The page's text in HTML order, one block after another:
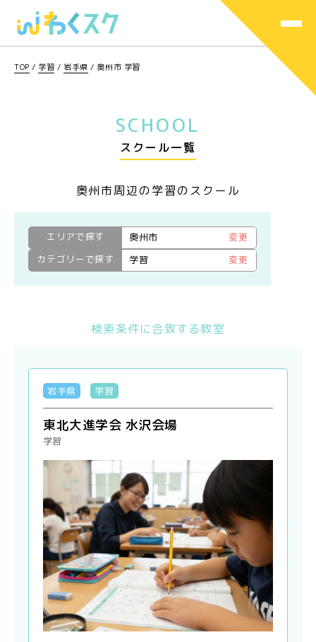
TOP / 学習 / 岩手県 / 奥州市 学習
SCHOOL
スクール一覧
奥州市周辺の学習のスクール
エリアで探す 奥州市
変更
カテゴリーで探す
学習 変更
検索条件に合致する教室
岩手県 学習
東北大進学会 水沢会場
学習